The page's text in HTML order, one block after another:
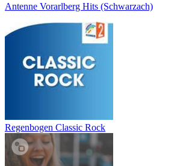
Antenne Vorarlberg Hits (Schwarzach)
Regenbogen Classic Rock